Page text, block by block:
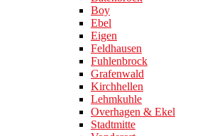
Boy
Ebel
Eigen
Feldhausen
Fuhlenbrock
Grafenwald
Kirchhellen
Lehmkuhle
Overhagen & Ekel
Stadtmitte